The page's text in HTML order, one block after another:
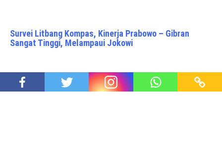
Survei Litbang Kompas, Kinerja Prabowo – Gibran
Sangat Tinggi, Melampaui Jokowi